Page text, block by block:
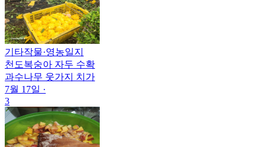
기타작물·영농일지
천도복숭아 자두 수확
과수나무 웃가지 치가
7월 17일 ·
3